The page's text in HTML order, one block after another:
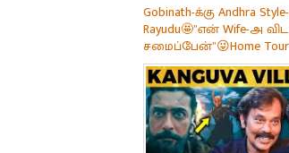
Gobinath-க்கு Andhra
Rayudu🤩”என் Wife-அ
சமைப்பேன்”😜Home Tour